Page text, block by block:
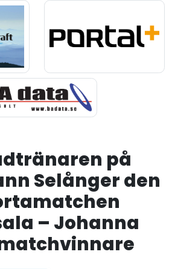
på
Selånger den
– Johanna